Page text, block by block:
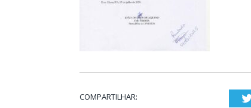
COMPARTILHAR: